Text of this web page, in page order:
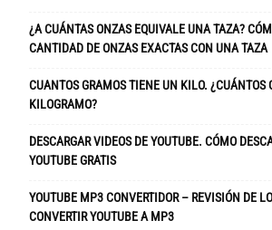
¿A CUÁNTAS ONZAS EQUIVALE UNA TAZA?
CANTIDAD DE ONZAS EXACTAS CON UNA TAZA
CUANTOS GRAMOS TIENE UN KILO. ¿CUÁNTOS
KILOGRAMO?
DESCARGAR VIDEOS DE YOUTUBE. CÓMO
YOUTUBE GRATIS
YOUTUBE MP3 CONVERTIDOR – REVISIÓN DE
CONVERTIR YOUTUBE A MP3